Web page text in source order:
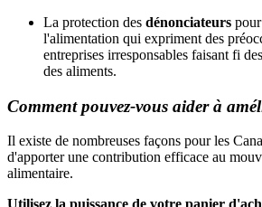
La protection des dénonciateurs
l'alimentation qui expriment des
entreprises irresponsables faisant fi
des aliments.
Comment pouvez-vous aider à
Il existe de nombreuses façons pour les
d'apporter une contribution efficace au
alimentaire.